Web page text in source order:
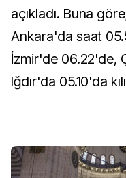
açıkladı. Buna
Ankara'da saat
İzmir'de 06.22'de,
Iğdır'da 05.10'da